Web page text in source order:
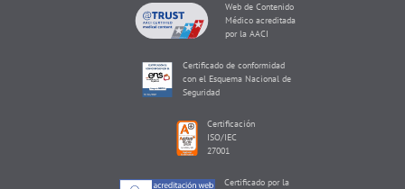
Web de Contenido
Médico acreditada
por la AACI
Certificado de conformidad
con el Esquema Nacional de
Seguridad
Certificación
ISO/IEC
27001
Certificado por la